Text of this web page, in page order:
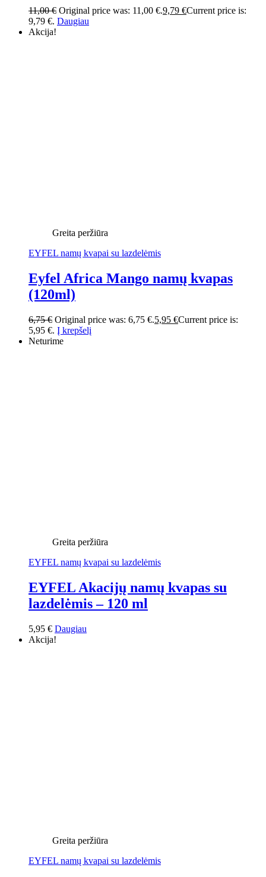
11,00€ Original price was: 11,00 €.9,79 €Current price is:
9,79 €. Daugiau
Akcija!
Greita peržiūra
EYFEL namų kvapai su lazdelėmis
Eyfel Africa Mango namų kvapas
(120ml)
6,75€ Original price was: 6,75 €.5,95 €Current price is:
5,95 €. Į krepšelį
Neturime
Greita peržiūra
EYFEL namų kvapai su lazdelėmis
EYFEL Akacijų namų kvapas su
lazdelėmis – 120 ml
5,95 € Daugiau
Akcija!
Greita peržiūra
EYFEL namų kvapai su lazdelėmis